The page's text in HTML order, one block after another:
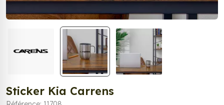
Sticker Kia Carrens